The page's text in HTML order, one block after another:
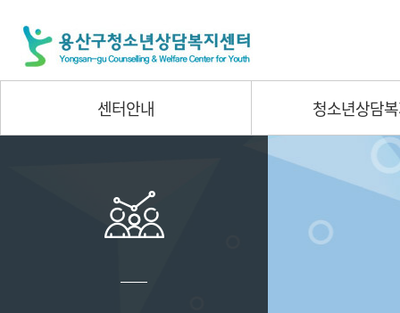
센터안내 청소년상담